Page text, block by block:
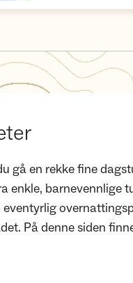
gå en rekke fine
enkle, barnevennlige
På denne siden